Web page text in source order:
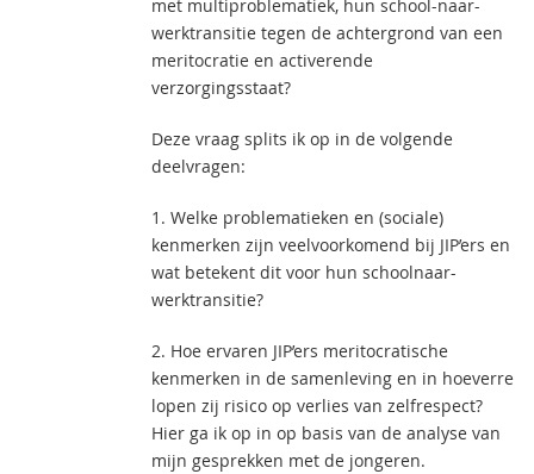
met multiproblematiek, hun school-naar-
werktransitie tegen de achtergrond van een
meritocratie en activerende
verzorgingsstaat?
Deze vraag splits ik op in de volgende
deelvragen:
1. Welke problematieken en (sociale)
kenmerken zijn veelvoorkomend bij JIP’ers en
wat betekent dit voor hun schoolnaar-
werktransitie?
2. Hoe ervaren JIP’ers meritocratische
kenmerken in de samenleving en in hoeverre
lopen zij risico op verlies van zelfrespect?
Hier ga ik op in op basis van de analyse van
mijn gesprekken met de jongeren.